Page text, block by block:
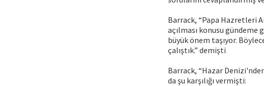
Barrack, “Papa Hazretleri
açılması konusu gündeme
büyük önem taşıyor.
çalıştık.” demişti
Barrack, “Hazar
da şu karşılığı vermişti: